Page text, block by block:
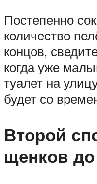
Постепенно
количество
концов,
когда уже
туалет на
будет со
Второй
щенков